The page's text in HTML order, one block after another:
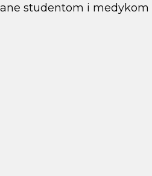
studentom i medykom